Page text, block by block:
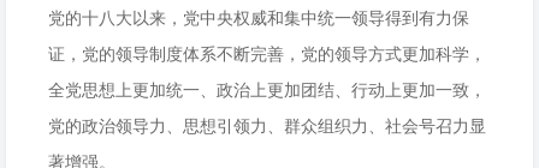
党的十八大以来，党中央权威和集中统一领导得到有力保
证，党的领导制度体系不断完善，党的领导方式更加科学，
全党思想上更加统一、政治上更加团结、行动上更加一致，
党的政治领导力、思想引领力、群众组织力、社会号召力显
著增强。